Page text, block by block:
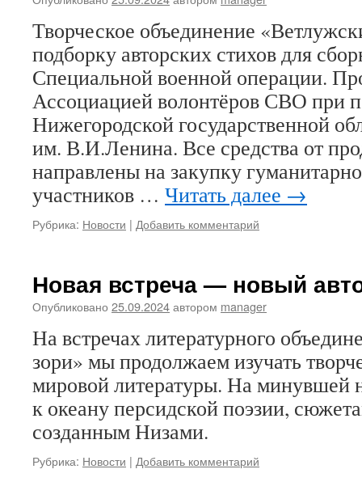
Творческое объединение
подборку авторских стихов для
Специальной военной операции.
Ассоциацией волонтёров СВО при
Нижегородской государственной
им. В.И.Ленина. Все средства от
направлены на закупку
участников … Читать далее →
Рубрика: Новости | Добавить комментарий
Новая встреча — новый
Опубликовано 25.09.2024автором manager
На встречах литературного
зори» мы продолжаем изучать
мировой литературы. На минувшей
к океану персидской поэзии,
созданным Низами.
Рубрика: Новости | Добавить комментарий